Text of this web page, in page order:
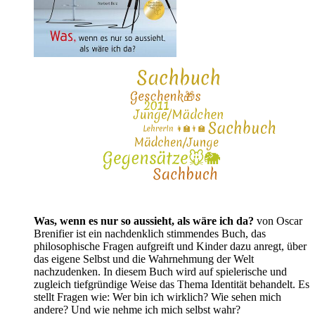
Was, wenn es nur so aussieht, als wäre ich da? von Oscar
Brenifier ist ein nachdenklich stimmendes Buch, das
philosophische Fragen aufgreift und Kinder dazu anregt, über
das eigene Selbst und die Wahrnehmung der Welt
nachzudenken. In diesem Buch wird auf spielerische und
zugleich tiefgründige Weise das Thema Identität behandelt. Es
stellt Fragen wie: Wer bin ich wirklich? Wie sehen mich
andere? Und wie nehme ich mich selbst wahr?